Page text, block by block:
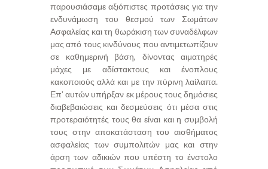
παρουσιάσαμε αξιόπιστες προτάσεις για την
ενδυνάμωση του θεσμού των Σωμάτων
Ασφαλείας και τη θωράκιση των συναδέλφων
μας από τους κινδύνους που αντιμετωπίζουν
σε καθημερινή βάση, δίνοντας αιματηρές
μάχες με αδίστακτους και ένοπλους
κακοποιούς αλλά και με την πύρινη λαίλαπα.
Επ’ αυτών υπήρξαν εκ μέρους τους δημόσιες
διαβεβαιώσεις και δεσμεύσεις ότι μέσα στις
προτεραιότητές τους θα είναι και η συμβολή
τους στην αποκατάσταση του αισθήματος
ασφαλείας των συμπολιτών μας και στην
άρση των αδικιών που υπέστη το ένστολο